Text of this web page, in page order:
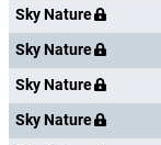
Sky Nature
Sky Nature
Sky Nature
Sky Nature